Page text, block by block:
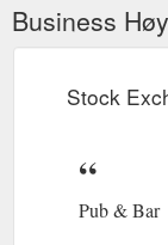
Business
Stock
Pub & Bar